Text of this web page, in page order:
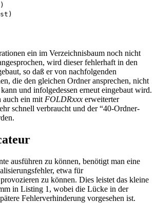
ein im Verzeichnisbaum noch nicht
wird dieser fehlerhaft in den
so daß er von nachfolgenden
die den gleichen Ordner ansprechen, nicht
und infolgedessen erneut eingebaut wird.
auch ein mit FOLDRxxx erweiterter
schnell verbraucht und der “40-Ordner-
ausführen zu können, benötigt man eine
etwa für
zu können. Dies leistet das kleine
in Listing 1, wobei die Lücke in der
Fehlerverhinderung vorgesehen ist.